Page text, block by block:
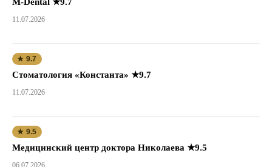
11.07.2026
★ 9.7
Стоматология «Константа» ★9.7
11.07.2026
★ 9.5
Медицинский центр доктора Николаева ★9.5
06.07.2026